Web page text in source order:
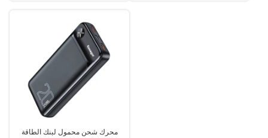
محرك شحن محمول لبنك الطاقة